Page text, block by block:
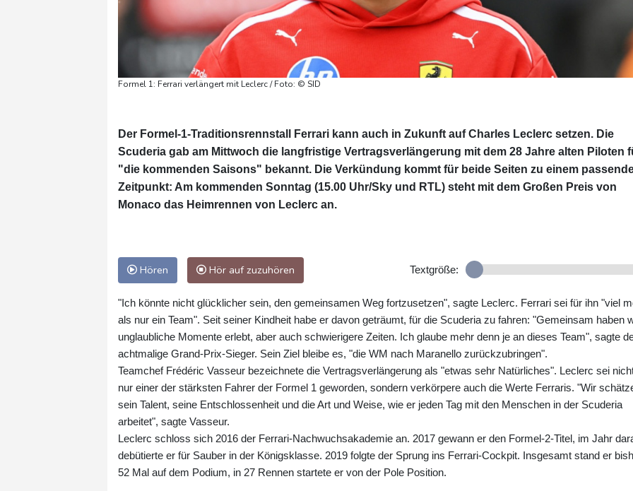
Formel 1: Ferrari verlängert mit Leclerc / Foto: © SID
Der Formel-1-Traditionsrennstall Ferrari kann auch in Zukunft auf Charles Leclerc setzen. Die
Scuderia gab am Mittwoch die langfristige Vertragsverlängerung mit dem 28 Jahre alten Piloten
"die kommenden Saisons" bekannt. Die Verkündung kommt für beide Seiten zu einem
Zeitpunkt: Am kommenden Sonntag (15.00 Uhr/Sky und RTL) steht mit dem Großen Preis von
Monaco das Heimrennen von Leclerc an.
Hören Hör auf zuzuhören Textgröße:
"Ich könnte nicht glücklicher sein, den gemeinsamen Weg fortzusetzen", sagte Leclerc. Ferrari sei für ihn "viel
als nur ein Team". Seit seiner Kindheit habe er davon geträumt, für die Scuderia zu fahren: "Gemeinsam haben
unglaubliche Momente erlebt, aber auch schwierigere Zeiten. Ich glaube mehr denn je an dieses Team", sagte
achtmalige Grand-Prix-Sieger. Sein Ziel bleibe es, "die WM nach Maranello zurückzubringen".
Teamchef Frédéric Vasseur bezeichnete die Vertragsverlängerung als "etwas sehr Natürliches". Leclerc sei
nur einer der stärksten Fahrer der Formel 1 geworden, sondern verkörpere auch die Werte Ferraris. "Wir
sein Talent, seine Entschlossenheit und die Art und Weise, wie er jeden Tag mit den Menschen in der Scuderia
arbeitet", sagte Vasseur.
Leclerc schloss sich 2016 der Ferrari-Nachwuchsakademie an. 2017 gewann er den Formel-2-Titel, im Jahr
debütierte er für Sauber in der Königsklasse. 2019 folgte der Sprung ins Ferrari-Cockpit. Insgesamt stand er
52 Mal auf dem Podium, in 27 Rennen startete er von der Pole Position.